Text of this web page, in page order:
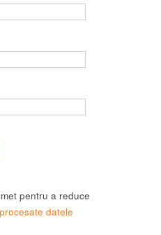
pentru a reduce
datele